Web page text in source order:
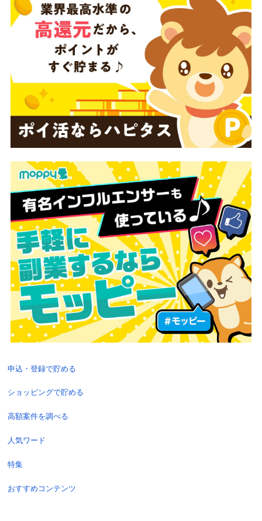
申込・登録で貯める
ショッピングで貯める
高額案件を調べる
人気ワード
特集
おすすめコンテンツ